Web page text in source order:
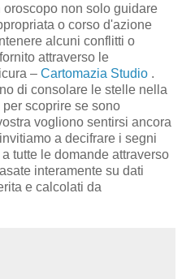
non solo guidare
o corso d'azione
alcuni conflitti o
attraverso le
– Cartomazia Studio .
di consolare le stelle nella
scoprire se sono
vogliono sentirsi ancora
a decifrare i segni
tutte le domande attraverso
interamente su dati
e calcolati da